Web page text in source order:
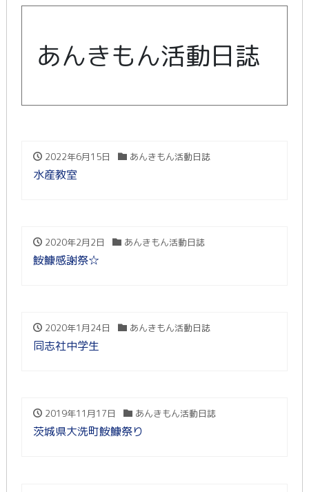
あんきもん活動日誌
2022年6月15日 あんきもん活動日誌
水産教室
2020年2月2日 あんきもん活動日誌
鮟鱇感謝祭☆
2020年1月24日 あんきもん活動日誌
同志社中学生
2019年11月17日 あんきもん活動日誌
茨城県大洗町鮟鱇祭り